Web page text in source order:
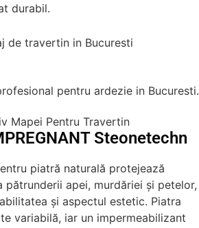
durabil.
Steonetechn
piatră naturală protejează
pătrunderii apei, murdăriei și petelor,
și aspectul estetic. Piatra
variabilă, iar un impermeabilizant